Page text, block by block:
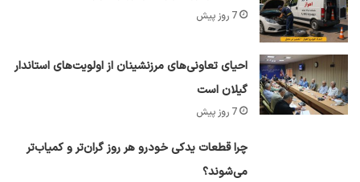
7 روز پیش
احیای تعاونی‌های مرزنشینان از اولویت‌های استاندار
گیلان است
7 روز پیش
چرا قطعات یدکی خودرو هر روز گران‌تر و کمیاب‌تر
می‌شوند؟